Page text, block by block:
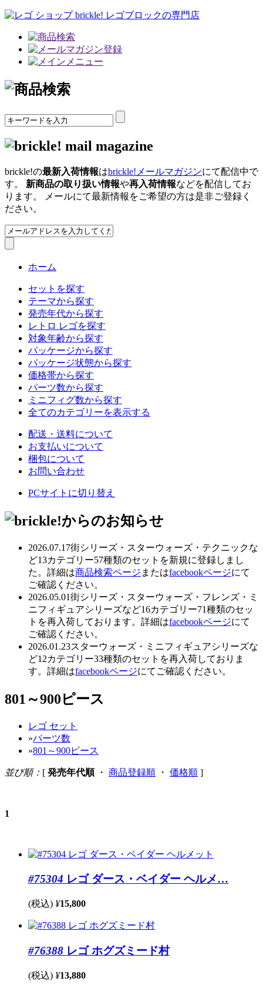
brickle!の最新入荷情報はbrickle!メールマガジンにて配信中で
す。 新商品の取り扱い情報や再入荷情報などを配信してお
ります。 メールにて最新情報をご希望の方は是非ご登録く
ださい。
ホーム
セットを探す
テーマから探す
発売年代から探す
レトロ レゴを探す
対象年齢から探す
パッケージから探す
パッケージ状態から探す
価格帯から探す
パーツ数から探す
ミニフィグ数から探す
全てのカテゴリーを表示する
配送・送料について
お支払いについて
梱包について
お問い合わせ
PCサイトに切り替え
2026.07.17街シリーズ・スターウォーズ・テクニックな
ど13カテゴリー57種類のセットを新規に登録しまし
た。詳細は商品検索ページ またはfacebookページにて
ご確認ください。
2026.05.01街シリーズ・スターウォーズ・フレンズ・ミ
ニフィギュアシリーズなど16カテゴリー71種類のセッ
トを再入荷しております。詳細はfacebookページにて
ご確認ください。
2026.01.23スターウォーズ・ミニフィギュアシリーズな
ど12カテゴリー33種類のセットを再入荷しておりま
す。詳細はfacebookページにてご確認ください。
801～900ピース
レゴ セット
»パーツ数
»801～900ピース
並び順： [ 発売年代順・ 商品登録順 ・ 価格順 ]
1
#75304 レゴ ダース・ベイダー ヘルメ…
(税込) ¥15,800
#76388 レゴ ホグズミード村
(税込) ¥13,880